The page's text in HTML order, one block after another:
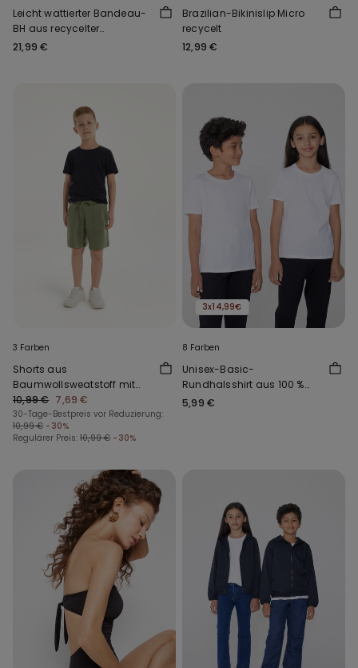
Leicht wattierter Bandeau-
BH aus recycelter
Mikrofaser Full Coverage
21,99 €
Brazilian-Bikinislip Micro
recycelt
12,99 €
3 Farben
Shorts aus
Baumwollsweatstoff mit
Taschen für Jungen
10,99 € 7,69 €
30-Tage-Bestpreis vor Reduzierung:
10,99 € -30%
Regulärer Preis: 10,99 € -30%
3x14,99€
8 Farben
Unisex-Basic-
Rundhalsshirt aus 100 %
Baumwolle für Kinder
5,99 €